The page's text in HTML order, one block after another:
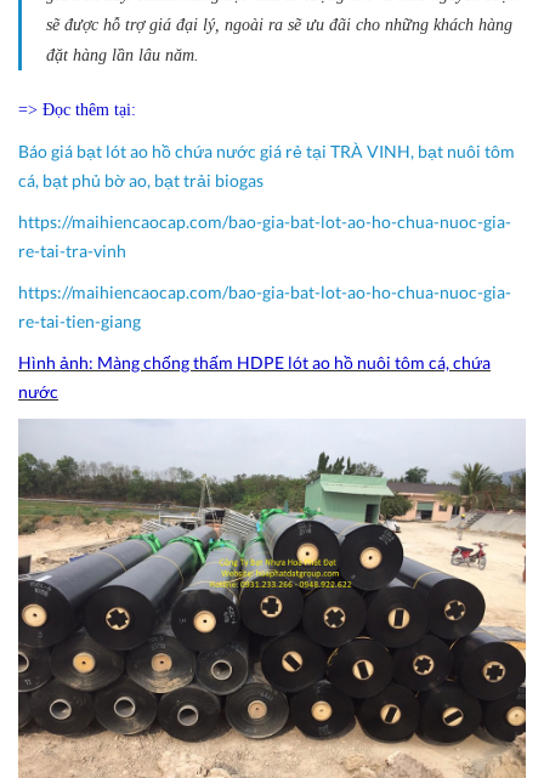
sẽ được hỗ trợ giá đại lý, ngoài ra sẽ ưu đãi cho những khách hàng
đặt hàng lần lâu năm.
=> Đọc thêm tại:
Báo giá bạt lót ao hồ chứa nước giá rẻ tại TRÀ VINH, bạt nuôi tôm
cá, bạt phủ bờ ao, bạt trải biogas
https://maihiencaocap.com/bao-gia-bat-lot-ao-ho-chua-nuoc-gia-
re-tai-tra-vinh
https://maihiencaocap.com/bao-gia-bat-lot-ao-ho-chua-nuoc-gia-
re-tai-tien-giang
Hình ảnh: Màng chống thấm HDPE lót ao hồ nuôi tôm cá, chứa
nước